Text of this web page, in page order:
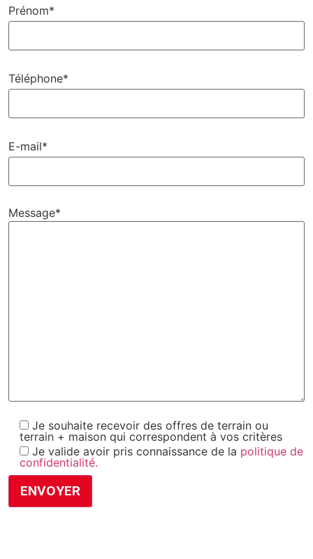
Prénom*
Téléphone*
E-mail*
Message*
Je souhaite recevoir des offres de terrain ou
terrain + maison qui correspondent à vos critères
Je valide avoir pris connaissance de la politique de
confidentialité.